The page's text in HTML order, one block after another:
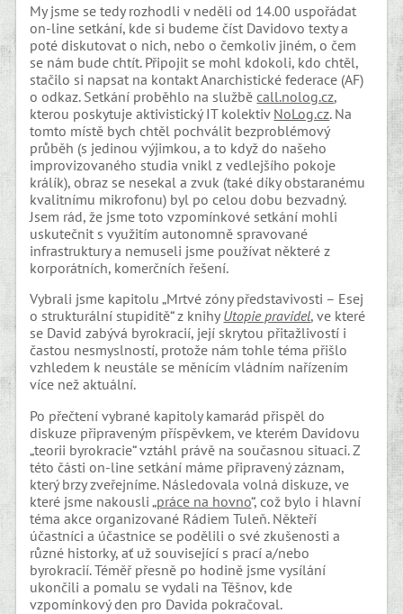
My jsme se tedy rozhodli v neděli od 14.00 uspořádat
on-line setkání, kde si budeme číst Davidovo texty a
poté diskutovat o nich, nebo o čemkoliv jiném, o čem
se nám bude chtít. Připojit se mohl kdokoli, kdo chtěl,
stačilo si napsat na kontakt Anarchistické federace (AF)
o odkaz. Setkání proběhlo na služběcall.nolog.cz,
kterou poskytuje aktivistický IT kolektiv NoLog.cz. Na
tomto místě bych chtěl pochválit bezproblémový
průběh (s jedinou výjimkou, a to když do našeho
improvizovaného studia vnikl z vedlejšího pokoje
králík), obraz se nesekal a zvuk (také díky obstaranému
kvalitnímu mikrofonu) byl po celou dobu bezvadný.
Jsem rád, že jsme toto vzpomínkové setkání mohli
uskutečnit s využitím autonomně spravované
infrastruktury a nemuseli jsme používat některé z
korporátních, komerčních řešení.
Vybrali jsme kapitolu „Mrtvé zóny představivosti – Esej
o strukturální stupiditě“ z knihy Utopie pravidel, ve které
se David zabývá byrokracií, její skrytou přitažlivostí i
častou nesmyslností, protože nám tohle téma přišlo
vzhledem k neustále se měnícím vládním nařízením
více než aktuální.
Po přečtení vybrané kapitoly kamarád přispěl do
diskuze připraveným příspěvkem, ve kterém Davidovu
„teorii byrokracie“ vztáhl právě na současnou situaci. Z
této části on-line setkání máme připravený záznam,
který brzy zveřejníme. Následovala volná diskuze, ve
které jsme nakousli „práce na hovno“, což bylo i hlavní
téma akce organizované Rádiem Tuleň. Někteří
účastníci a účastnice se podělili o své zkušenosti a
různé historky, ať už související s prací a/nebo
byrokracií. Téměř přesně po hodině jsme vysílání
ukončili a pomalu se vydali na Těšnov, kde
vzpomínkový den pro Davida pokračoval.